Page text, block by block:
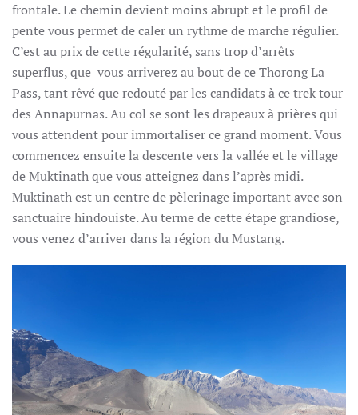
frontale. Le chemin devient moins abrupt et le profil de
pente vous permet de caler un rythme de marche régulier.
C’est au prix de cette régularité, sans trop d’arrêts
superflus, que vous arriverez au bout de ce Thorong La
Pass, tant rêvé que redouté par les candidats à ce trek tour
des Annapurnas. Au col se sont les drapeaux à prières qui
vous attendent pour immortaliser ce grand moment. Vous
commencez ensuite la descente vers la vallée et le village
de Muktinath que vous atteignez dans l’après midi.
Muktinath est un centre de pèlerinage important avec son
sanctuaire hindouiste. Au terme de cette étape grandiose,
vous venez d’arriver dans la région du Mustang.